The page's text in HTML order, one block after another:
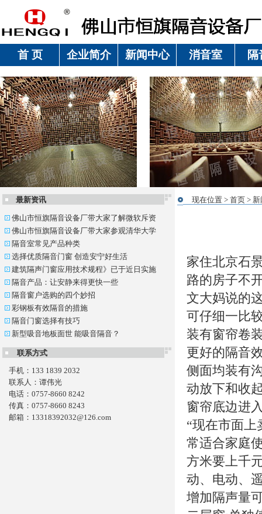
首 页 企业简介 新闻中心 消音室 隔
最新资讯
佛山市恒旗隔音设备厂带大家了解微软斥资
佛山市恒旗隔音设备厂带大家参观清华大学
隔音室常见产品种类
选择优质隔音门窗 创造安宁好生活
建筑隔声门窗应用技术规程》已于近日实施
隔音产品：让安静来得更快一些
隔音窗户选购的四个妙招
彩钢板有效隔音的措施
隔音门窗选择有技巧
新型吸音地板面世 能吸音隔音？
联系方式
手机：133 1839 2032
联系人：谭伟光
电话：0757-8660 8242
传真：0757-8660 8243
邮箱：13318392032@126.com
现在位置 > 首页 >
家住北京石
路的房子不
文大妈说的
可仔细一比
装有窗帘卷
更好的隔音
侧面均装有
动放下和收
窗帘底边进
“现在市面
常适合家庭
方米要上千
动、电动、
增加隔声量